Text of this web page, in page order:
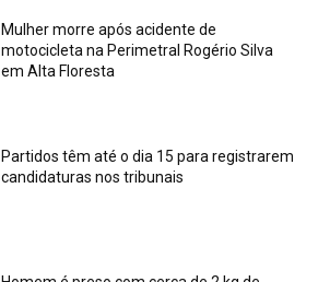
Mulher morre após acidente de
motocicleta na Perimetral Rogério Silva
em Alta Floresta
Partidos têm até o dia 15 para registrarem
candidaturas nos tribunais